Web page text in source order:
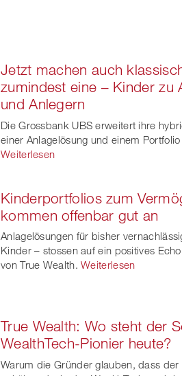
Jetzt machen auch
zumindest eine – Kinder zu
und Anlegern
Die Grossbank UBS erweitert ihre
einer Anlagelösung und einem
Weiterlesen
Kinderportfolios zum
kommen offenbar gut an
Anlagelösungen für bisher
Kinder – stossen auf ein positives
von True Wealth. Weiterlesen
True Wealth: Wo steht der
WealthTech-Pionier heute?
Warum die Gründer glauben, dass